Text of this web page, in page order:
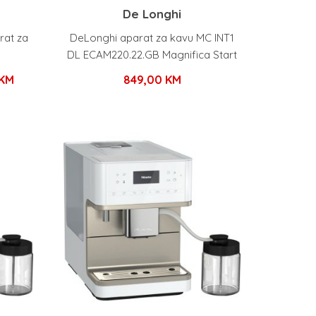
za
Trenutna
2.400,00 KM.
De Longhi
DeLonghi aparat za kavu MC INT1
DL ECAM220.22.GB Magnifica Start
849,00 KM